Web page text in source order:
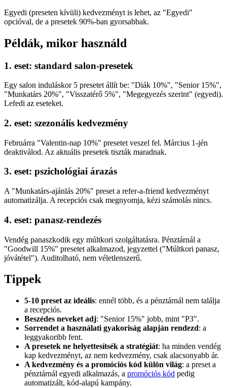
Egyedi (preseten kívüli) kedvezményt is lehet, az "Egyedi"
opcióval, de a presetek 90%-ban gyorsabbak.
Példák, mikor használd
1. eset: standard salon-presetek
Egy salon induláskor 5 presetet állít be: "Diák 10%", "Senior 15%",
"Munkatárs 20%", "Visszatérő 5%", "Megegyezés szerint" (egyedi).
Lefedi az eseteket.
2. eset: szezonális kedvezmény
Februárra "Valentin-nap 10%" presetet veszel fel. Március 1-jén
deaktiválod. Az aktuális presetek tiszták maradnak.
3. eset: pszichológiai árazás
A "Munkatárs-ajánlás 20%" preset a refer-a-friend kedvezményt
automatizálja. A recepciós csak megnyomja, kézi számolás nincs.
4. eset: panasz-rendezés
Vendég panaszkodik egy múltkori szolgáltatásra. Pénztárnál a
"Goodwill 15%" presetet alkalmazod, jegyzettel ("Múltkori panasz,
jóvátétel"). Auditolható, nem véletlenszerű.
Tippek
5-10 preset az ideális: ennél több, és a pénztárnál nem találja
a recepciós.
Beszédes neveket adj: "Senior 15%" jobb, mint "P3".
Sorrendet a használati gyakoriság alapján rendezd: a
leggyakoribb fent.
A presetek ne helyettesítsék a stratégiát: ha minden vendég
kap kedvezményt, az nem kedvezmény, csak alacsonyabb ár.
A kedvezmény és a promóciós kód külön világ: a preset a
pénztárnál egyedi alkalmazás, a promóciós kód pedig
automatizált, kód-alapú kampány.